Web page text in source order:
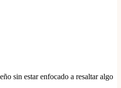
sin estar enfocado a resaltar algo